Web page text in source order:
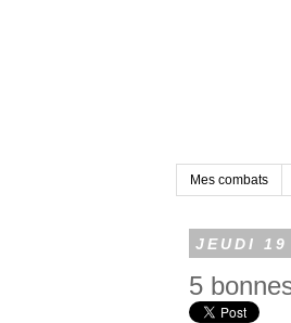
Mes combats
JEUDI
5